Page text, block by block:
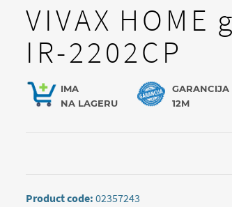
VIVAX HOME
IR-2202CP
IMA
NA LAGERU
GARANCIJA
12M
Product code:02357243